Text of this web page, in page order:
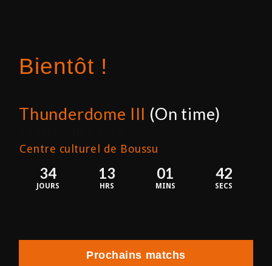
Bientôt !
Thunderdome III (On time)
Centre culturel de Boussu
34
JOURS
13
HRS
01
MINS
42
SECS
Prochains matchs